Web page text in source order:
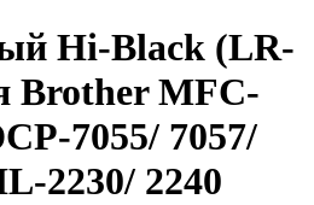
Hi-Black (LR-
Brother MFC-
7055/ 7057/
2230/ 2240